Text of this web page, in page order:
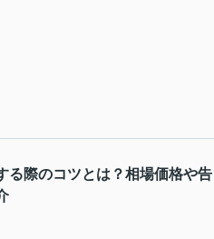
る際のコツとは？相場価格や告